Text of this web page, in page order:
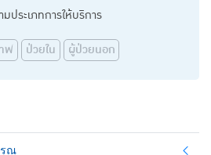
มประเภทการให้บริการ
พ ป่วยใน ผู้ป่วยนอก
รณ